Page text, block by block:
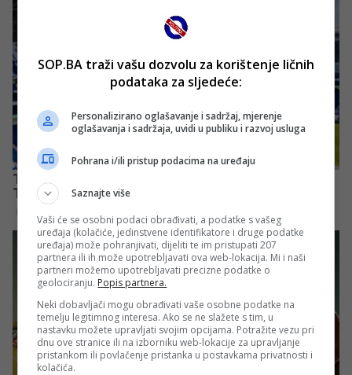
SOP.BA traži vašu dozvolu za korištenje ličnih
podataka za sljedeće:
Personalizirano oglašavanje i sadržaj, mjerenje
oglašavanja i sadržaja, uvidi u publiku i razvoj usluga
Pohrana i/ili pristup podacima na uređaju
Saznajte više
Vaši će se osobni podaci obrađivati, a podatke s vašeg
uređaja (kolačiće, jedinstvene identifikatore i druge podatke
uređaja) može pohranjivati, dijeliti te im pristupati 207
partnera ili ih može upotrebljavati ova web-lokacija. Mi i naši
partneri možemo upotrebljavati precizne podatke o
geolociranju. Popis partnera.
Neki dobavljači mogu obrađivati vaše osobne podatke na
temelju legitimnog interesa. Ako se ne slažete s tim, u
nastavku možete upravljati svojim opcijama. Potražite vezu pri
dnu ove stranice ili na izborniku web-lokacije za upravljanje
pristankom ili povlačenje pristanka u postavkama privatnosti i
kolačića.